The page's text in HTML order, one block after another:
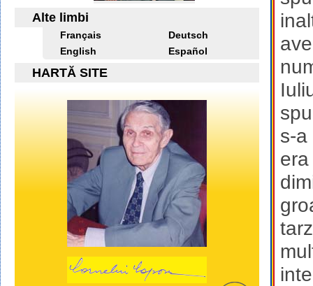
s-a
Alte limbi
Français
Deutsch
English
Español
HARTĂ SITE